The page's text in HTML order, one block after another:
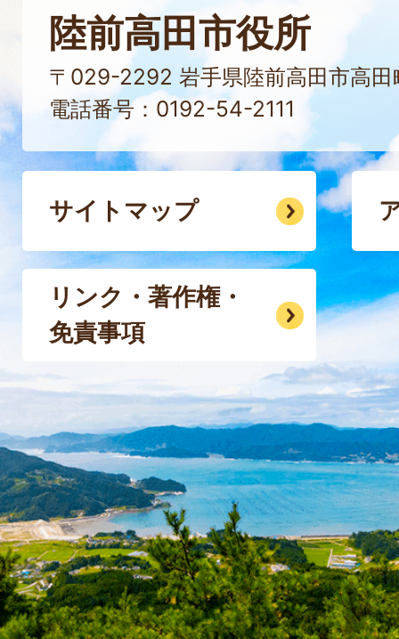
陸前高田市役所
〒029-2292 岩手県陸前高田市高田
電話番号：0192-54-2111
サイトマップ
リンク・著作権・
免責事項